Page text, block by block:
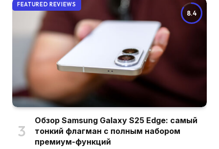
8.4
FEATURED REVIEWS
Обзор Samsung Galaxy S25 Edge: самый
тонкий флагман с полным набором
премиум-функций